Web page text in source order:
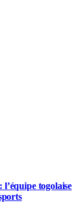
togolaise